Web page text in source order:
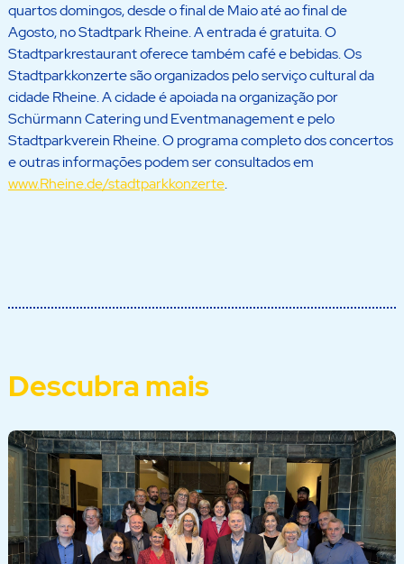
quartos domingos, desde o final de Maio até ao final de
Agosto, no Stadtpark Rheine. A entrada é gratuita. O
Stadtparkrestaurant oferece também café e bebidas. Os
Stadtparkkonzerte são organizados pelo serviço cultural da
cidade Rheine. A cidade é apoiada na organização por
Schürmann Catering und Eventmanagement e pelo
Stadtparkverein Rheine. O programa completo dos concertos
e outras informações podem ser consultados em
www.Rheine.de/stadtparkkonzerte.
Descubra mais